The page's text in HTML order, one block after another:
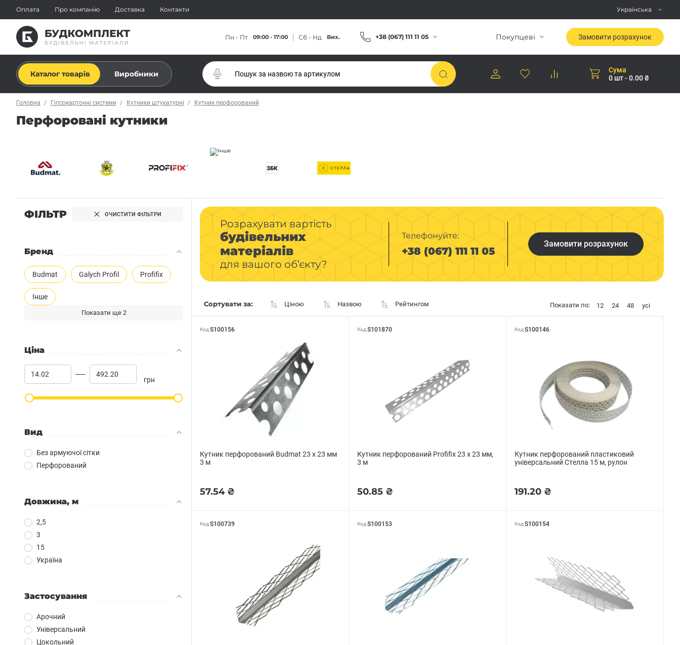
Оплата Про компанію Доставка Контакти Українська
Пн - Пт 09:00 - 17:00 Сб - Нд Вих. +38 (067) 111 11 05 Покупцеві Замовити розрахунок
Каталог товарів Виробники
Сума
0 шт - 0.00 ₴
Головна Гіпсокартонні системи Кутники штукатурні Кутник перфорований
Перфоровані кутники
ФІЛЬТР ОЧИСТИТИ ФІЛЬТРИ
Бренд
Budmat Galych Profil Profifix
Інше
Показати ще 2
Ціна
грн
Вид
Без армуючої сітки
Перфорований
Довжина, м
2,5
3
15
Україна
Застосування
Арочний
Універсальний
Цокольний
Розрахувати вартість
будівельних
матеріалів
для вашого об’єкту?
Телефонуйте:
+38 (067) 111 11 05
Замовити розрахунок
Сортувати за: Ціною Назвою Рейтингом Показати по: 12 24 48 усі
Код S100156
Кутник перфорований Budmat 23 х 23 мм
3 м
57.54 ₴
Код S101870
Кутник перфорований Profifix 23 х 23 мм,
3 м
50.85 ₴
Код S100146
Кутник перфорований пластиковий
універсальний Стелла 15 м, рулон
191.20 ₴
Код S100739 Код S100153 Код S100154